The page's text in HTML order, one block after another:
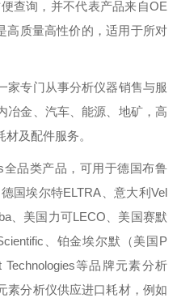
查询，并不代表产品来自OE
高质量高性价的，适用于所对
家专门从事分析仪器销售与服
冶金、汽车、能源、地矿，高
及配件服务。
全品类产品，可用于德国布鲁
国埃尔特ELTRA、意大利Vel
、美国力可LECO、美国赛默
、铂金埃尔默（美国P
等品牌元素分析
素分析仪供应进口耗材，例如